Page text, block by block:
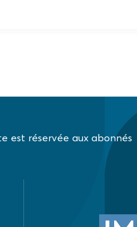
est réservée aux abonnés